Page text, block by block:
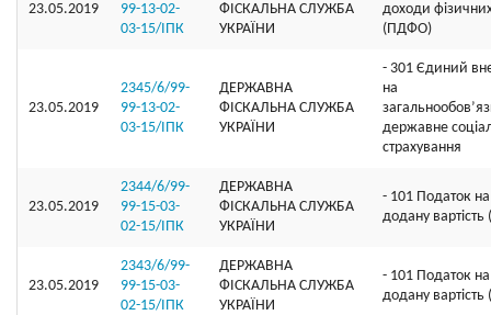
23.05.2019
99-13-02-
03-15/ІПК
ФІСКАЛЬНА СЛУЖБА
УКРАЇНИ
доходи
(ПДФО)
23.05.2019
2345/6/99-
99-13-02-
03-15/ІПК
ДЕРЖАВНА
ФІСКАЛЬНА СЛУЖБА
УКРАЇНИ
- 301 Єдиний
на
державне
страхування
23.05.2019
2344/6/99-
99-15-03-
02-15/ІПК
ДЕРЖАВНА
ФІСКАЛЬНА СЛУЖБА
УКРАЇНИ
- 101 Податок на
додану
23.05.2019
2343/6/99-
99-15-03-
02-15/ІПК
ДЕРЖАВНА
ФІСКАЛЬНА СЛУЖБА
УКРАЇНИ
- 101 Податок на
додану